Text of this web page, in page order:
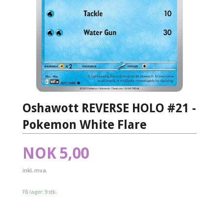
Oshawott REVERSE HOLO #21 -
Pokemon White Flare
Pris
NOK 5,00
inkl. mva.
På lager: 9 stk.